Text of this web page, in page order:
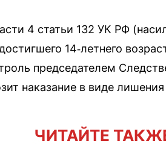
4 статьи 132 УК РФ
14‑летнего
председателем
наказание в виде
ЧИТАЙТЕ